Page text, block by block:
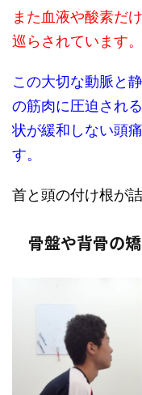
また血液や酸素だ
巡らされています。
この大切な動脈と
の筋肉に圧迫され
状が緩和しない頭
す。
首と頭の付け根が
骨盤や背骨の